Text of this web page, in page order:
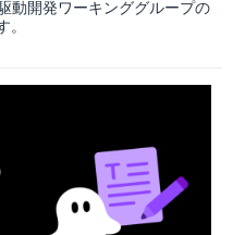
動開発ワーキンググループの